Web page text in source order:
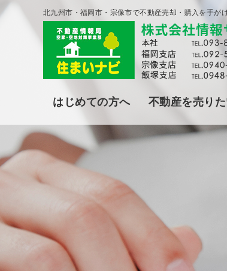
北九州市・福岡市・宗像市で不動産売却・購入を手が
はじめての方へ 不動産を売り